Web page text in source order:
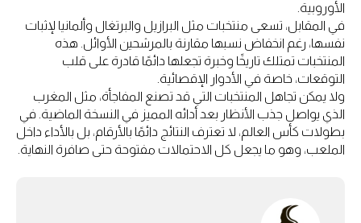
الأوروبية.
في المقابل، تسعى منتخبات مثل البرازيل والبرتغال وألمانيا لإثبات
نفسها، رغم انخفاض نسبها مقارنة بالمرشحين الأوائل. هذه
المنتخبات تمتلك تاريخًا وخبرة تجعلها دائمًا قادرة على قلب
التوقعات، خاصة في الأدوار الإقصائية.
ولا يمكن تجاهل المنتخبات التي قد تصنع المفاجأة، مثل المغرب
الذي يواصل جذب الأنظار بعد أدائه المميز في النسخة الماضية. في
بطولات كأس العالم، لا تعترف النتائج دائمًا بالأرقام، بل بالأداء داخل
الملعب، وهو ما يجعل كل الاحتمالات مفتوحة حتى صافرة النهاية.